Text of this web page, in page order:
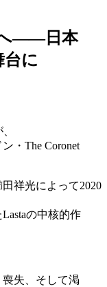
へ——日本
台に
・The Coronet
祥光によって2020
の中核的作
失、そして渇